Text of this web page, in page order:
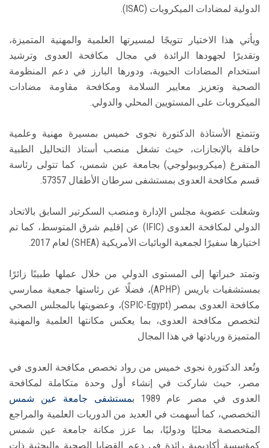
الدولية لمضادات الميكروبات (ISAC).
ويأتي هذا الاختيار تتويجًا لمسيرتها العلمية والمهنية المتميزة،
وتقديرًا لجهودها الرائدة في مجال مكافحة العدوى وترشيد
استخدام المضادات الحيوية، ودورها البارز في دعم المنظومة
الصحية وتعزيز معايير السلامة ومكافحة مقاومة مضادات
الميكروبات على المستويين المحلي والدولي.
وتتمتع الأستاذة الدكتورة نجوى خميس بمسيرة مهنية وعلمية
حافلة بالإنجازات، حيث تشغل منصب أستاذ التحاليل الطبية
المتفرغ (ميكروبيولوجي) بجامعة عين شمس، كما تتولى رئاسة
قسم مكافحة العدوى بمستشفى سرطان الأطفال 57357.
وشغلت عضوية مجلس الإدارة ومنصب السكرتير السابق بالاتحاد
الدولي لمكافحة العدوى (IFIC) عن إقليم شرق المتوسط، كما تم
اختيارها سفيرًا لجمعية الوبائيات الأمريكية (SHEA) لعام 2017.
وتمتد خبراتها إلى المستوى الدولي من خلال عملها طبيبًا زائرًا
بمستشفيات باريس (APHP)، فضلًا عن رئاستها جمعية ممارسي
مكافحة العدوى بمصر (SPIC-Egypt)، وعضويتها بالمجلس الصحي
لتخصص مكافحة العدوى، بما يعكس مكانتها العلمية والمهنية
المتميزة وريادتها في هذا المجال
وتُعد الدكتورة نجوى خميس من رواد تخصص مكافحة العدوى في
مصر، حيث شاركت في إنشاء أول وحدة متكاملة لمكافحة
العدوى في مصر عام 1989 ب
مستشفى جامعة عين شمس
التخصصي، كما أسهمت في العديد من الدوريات العلمية والمراجع
المتخصصة محليًا ودوليًا، بما عزز مكانة جامعة عين شمس
كمؤسسة أكاديمية رائدة في دعم القضايا الصحية والبحثية ذات